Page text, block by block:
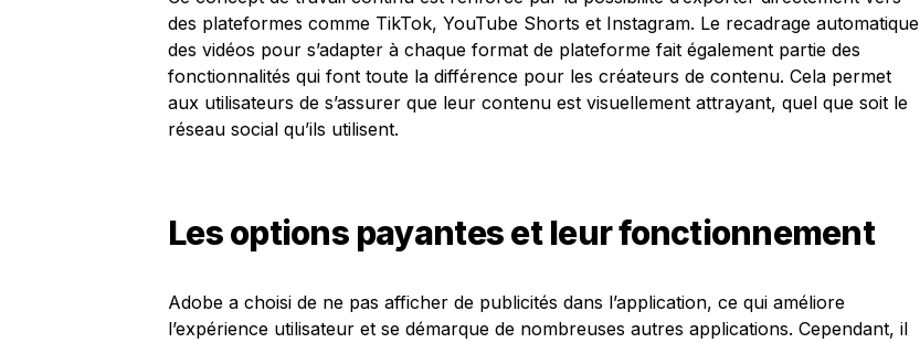
des plateformes comme TikTok, YouTube Shorts et Instagram. Le recadrage automatique
des vidéos pour s’adapter à chaque format de plateforme fait également partie des
fonctionnalités qui font toute la différence pour les créateurs de contenu. Cela permet
aux utilisateurs de s’assurer que leur contenu est visuellement attrayant, quel que soit le
réseau social qu’ils utilisent.
Les options payantes et leur fonctionnement
Adobe a choisi de ne pas afficher de publicités dans l’application, ce qui améliore
l’expérience utilisateur et se démarque de nombreuses autres applications. Cependant, il